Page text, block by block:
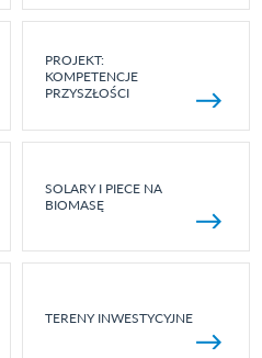
PROJEKT:
KOMPETENCJE
PRZYSZŁOŚCI
SOLARY I PIECE NA
BIOMASĘ
TERENY INWESTYCYJNE